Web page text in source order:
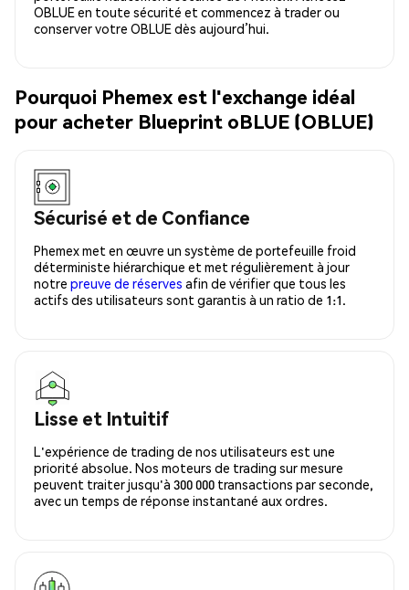
OBLUE en toute sécurité et commencez à trader ou
conserver votre OBLUE dès aujourd’hui.
Pourquoi Phemex est l'exchange idéal
pour acheter Blueprint oBLUE (OBLUE)
Sécurisé et de Confiance
Phemex met en œuvre un système de portefeuille froid
déterministe hiérarchique et met régulièrement à jour
notre preuve de réserves afin de vérifier que tous les
actifs des utilisateurs sont garantis à un ratio de 1:1.
Lisse et Intuitif
L'expérience de trading de nos utilisateurs est une
priorité absolue. Nos moteurs de trading sur mesure
peuvent traiter jusqu'à 300 000 transactions par seconde,
avec un temps de réponse instantané aux ordres.